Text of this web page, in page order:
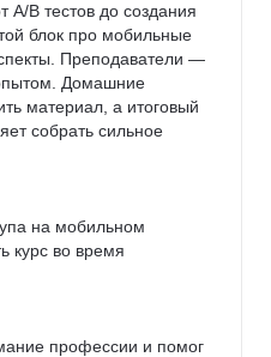
B тестов до создания
блок про мобильные
Преподаватели —
Домашние
материал, а итоговый
собрать сильное
на мобильном
курс во время
профессии и помог